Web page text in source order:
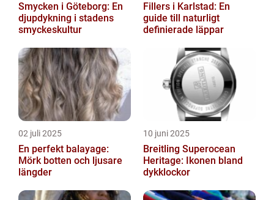
Smycken i Göteborg: En
djupdykning i stadens
smyckeskultur
Fillers i Karlstad: En
guide till naturligt
definierade läppar
02 juli 2025
En perfekt balayage:
Mörk botten och ljusare
längder
10 juni 2025
Breitling Superocean
Heritage: Ikonen bland
dykklockor